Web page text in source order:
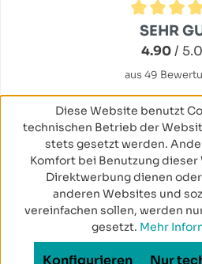
Durchschnittliche Bewertung
SEHR
4.90/
aus 49
Diese Website benutzt
technischen Betrieb der
stets gesetzt werden.
Komfort bei Benutzung
Direktwerbung dienen
anderen Websites und
vereinfachen sollen, werden
gesetzt. Mehr
Nur
Konfigurieren